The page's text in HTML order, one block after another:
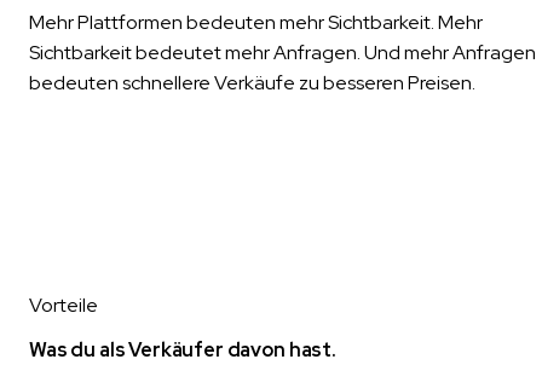
Mehr Plattformen bedeuten mehr Sichtbarkeit. Mehr
Sichtbarkeit bedeutet mehr Anfragen. Und mehr Anfragen
bedeuten schnellere Verkäufe zu besseren Preisen.
Vorteile
Was du als Verkäufer davon hast.